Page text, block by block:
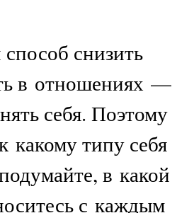
снизить
в отношениях —
себя. Поэтому
какому типу себя
в какой
с каждым